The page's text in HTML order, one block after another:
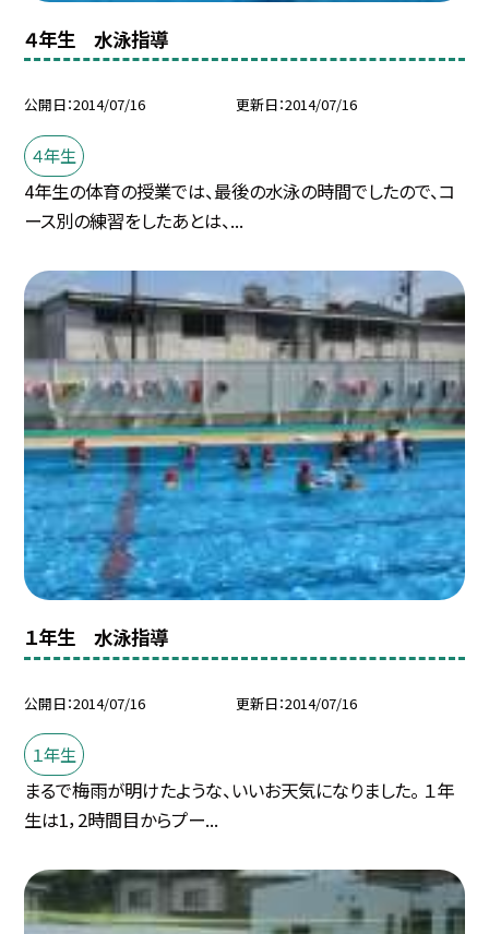
４年生 水泳指導
公開日 2014/07/16 更新日 2014/07/16
４年生
4年生の体育の授業では、最後の水泳の時間でしたので、コ
ース別の練習をしたあとは、...
１年生 水泳指導
公開日 2014/07/16 更新日 2014/07/16
１年生
まるで梅雨が明けたような、いいお天気になりました。 １年
生は1，2時間目からプー...